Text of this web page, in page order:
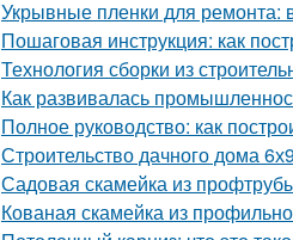
Укрывные пленки для ремонта:
Пошаговая инструкция: как
Технология сборки из
Как развивалась
Полное руководство: как
Строительство дачного дома
Садовая скамейка из
Кованая скамейка из